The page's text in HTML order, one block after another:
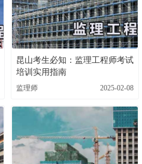
昆山考生必知：监理工程师考试
培训实用指南
监理师 2025-02-08